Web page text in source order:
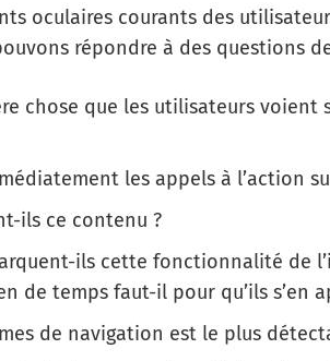
oculaires courants des
répondre à des questions
chose que les utilisateurs voient
les appels à l’action
ils ce contenu ?
ils cette fonctionnalité de
de temps faut-il pour qu’ils s’en
de navigation est le plus